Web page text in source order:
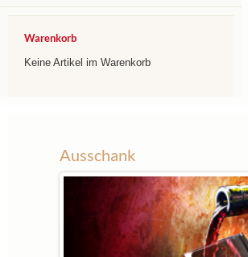
Warenkorb
Keine Artikel im Warenkorb
Ausschank